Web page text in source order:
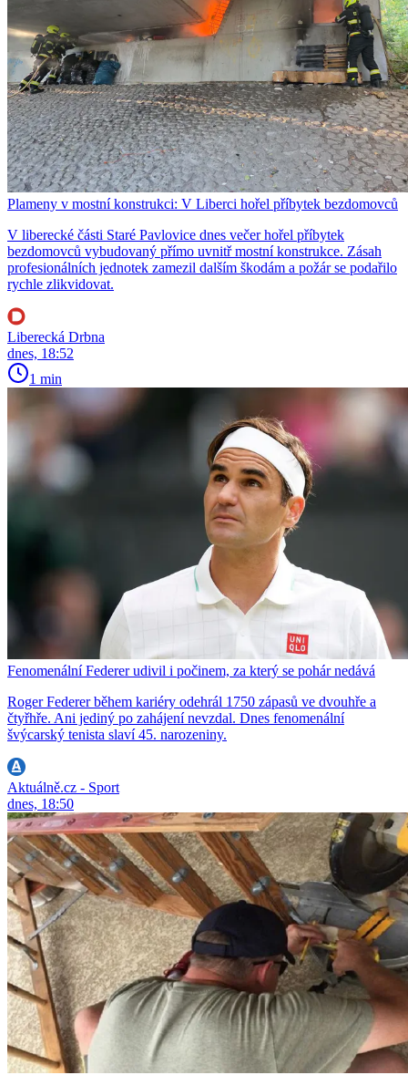
Plameny v mostní konstrukci: V Liberci hořel příbytek bezdomovců
V liberecké části Staré Pavlovice dnes večer hořel příbytek
bezdomovců vybudovaný přímo uvnitř mostní konstrukce. Zásah
profesionálních jednotek zamezil dalším škodám a požár se podařilo
rychle zlikvidovat.
Liberecká Drbna
dnes, 18:52
1 min
Fenomenální Federer udivil i počinem, za který se pohár nedává
Roger Federer během kariéry odehrál 1750 zápasů ve dvouhře a
čtyřhře. Ani jediný po zahájení nevzdal. Dnes fenomenální
švýcarský tenista slaví 45. narozeniny.
Aktuálně.cz - Sport
dnes, 18:50